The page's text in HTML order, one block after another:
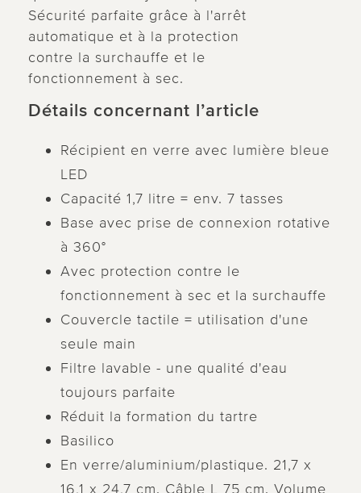
Sécurité parfaite grâce à l'arrêt
automatique et à la protection
contre la surchauffe et le
fonctionnement à sec.
Détails concernant l’article
Récipient en verre avec lumière bleue
LED
Capacité 1,7 litre = env. 7 tasses
Base avec prise de connexion rotative
à 360°
Avec protection contre le
fonctionnement à sec et la surchauffe
Couvercle tactile = utilisation d'une
seule main
Filtre lavable - une qualité d'eau
toujours parfaite
Réduit la formation du tartre
Basilico
En verre/aluminium/plastique. 21,7 x
16,1 x 24,7 cm. Câble L 75 cm. Volume